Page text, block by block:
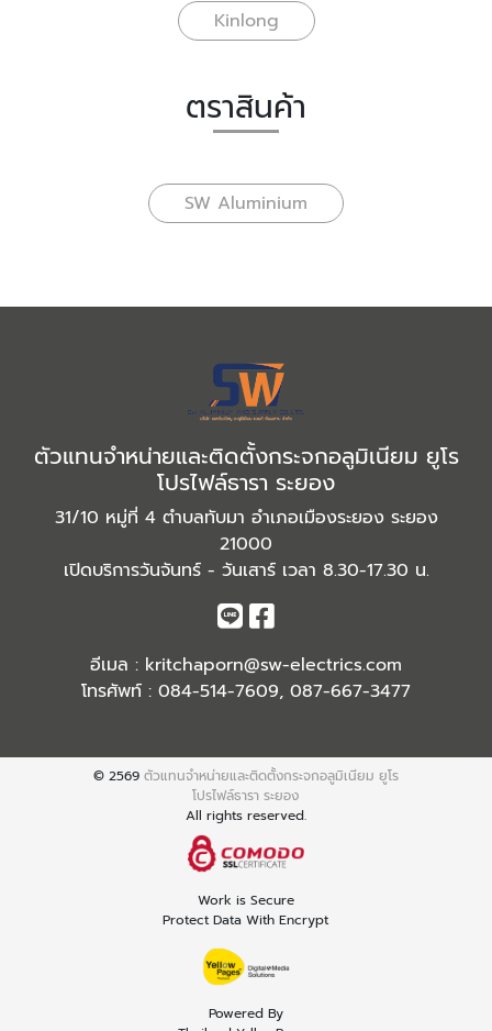
Kinlong
ตราสินค้า
SW Aluminium
ตัวแทนจำหน่ายและติดตั้งกระจกอลูมิเนียม ยูโร
โปรไฟล์ธารา ระยอง
31/10 หมู่ที่ 4 ตำบลทับมา อำเภอเมืองระยอง ระยอง
21000
เปิดบริการวันจันทร์ - วันเสาร์ เวลา 8.30-17.30 น.
อีเมล : kritchaporn@sw-electrics.com
โทรศัพท์ : 084-514-7609, 087-667-3477
© 2569 ตัวแทนจำหน่ายและติดตั้งกระจกอลูมิเนียม ยูโร
โปรไฟล์ธารา ระยอง
All rights reserved.
Work is Secure
Protect Data With Encrypt
Powered By